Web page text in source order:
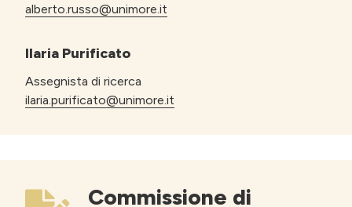
alberto.russo@unimore.it
Ilaria Purificato
Assegnista di ricerca
ilaria.purificato@unimore.it
Commissione di